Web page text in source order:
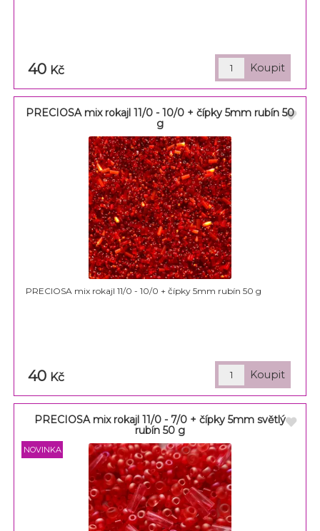
40 Kč
PRECIOSA mix rokajl 11/0 - 10/0 + čípky 5mm rubín 50
g
PRECIOSA mix rokajl 11/0 - 10/0 + čípky 5mm rubín 50 g
40 Kč
PRECIOSA mix rokajl 11/0 - 7/0 + čípky 5mm světlý
rubín 50 g